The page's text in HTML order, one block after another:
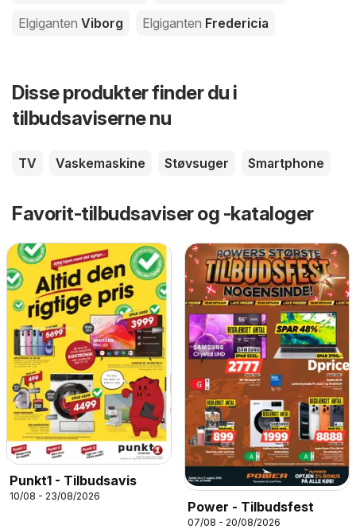
Elgiganten Viborg Elgiganten Fredericia
Disse produkter finder du i
tilbudsaviserne nu
TV Vaskemaskine Støvsuger Smartphone
Favorit-tilbudsaviser og -kataloger
Punkt1 - Tilbudsavis
10/08 - 23/08/2026
Power - Tilbudsfest
07/08 - 20/08/2026